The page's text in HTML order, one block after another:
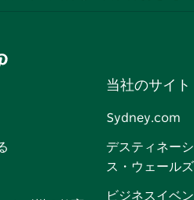
ピ
ス
当社のサイト
Sydney.com
デスティネー
ス・ウェール
ビジネスイベ